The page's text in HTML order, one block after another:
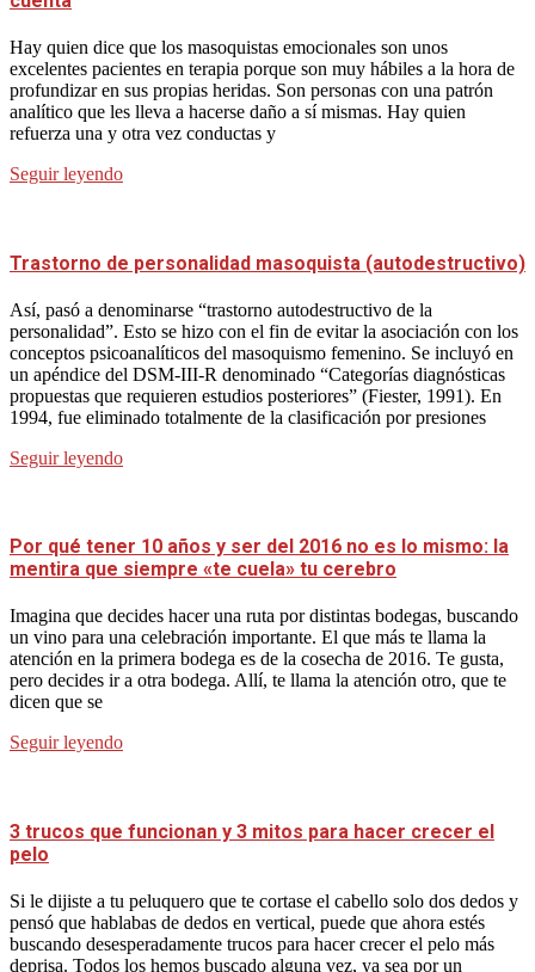
Hay quien dice que los masoquistas emocionales son unos
excelentes pacientes en terapia porque son muy hábiles a la hora de
profundizar en sus propias heridas. Son personas con una patrón
analítico que les lleva a hacerse daño a sí mismas. Hay quien
refuerza una y otra vez conductas y
Seguir leyendo
Trastorno de personalidad masoquista (autodestructivo)
Así, pasó a denominarse “trastorno autodestructivo de la
personalidad”. Esto se hizo con el fin de evitar la asociación con los
conceptos psicoanalíticos del masoquismo femenino. Se incluyó en
un apéndice del DSM-III-R denominado “Categorías diagnósticas
propuestas que requieren estudios posteriores” (Fiester, 1991). En
1994, fue eliminado totalmente de la clasificación por presiones
Seguir leyendo
Por qué tener 10 años y ser del 2016 no es lo mismo: la
mentira que siempre «te cuela» tu cerebro
Imagina que decides hacer una ruta por distintas bodegas, buscando
un vino para una celebración importante. El que más te llama la
atención en la primera bodega es de la cosecha de 2016. Te gusta,
pero decides ir a otra bodega. Allí, te llama la atención otro, que te
dicen que se
Seguir leyendo
3 trucos que funcionan y 3 mitos para hacer crecer el
pelo
Si le dijiste a tu peluquero que te cortase el cabello solo dos dedos y
pensó que hablabas de dedos en vertical, puede que ahora estés
buscando desesperadamente trucos para hacer crecer el pelo más
deprisa. Todos los hemos buscado alguna vez, ya sea por un